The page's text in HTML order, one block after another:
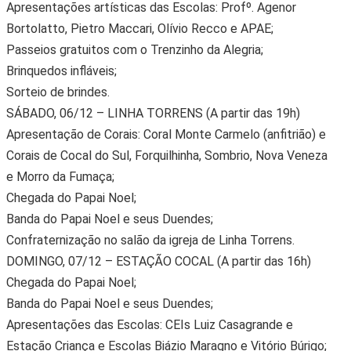
Apresentações artísticas das Escolas: Profº. Agenor
Bortolatto, Pietro Maccari, Olívio Recco e APAE;
Passeios gratuitos com o Trenzinho da Alegria;
Brinquedos infláveis;
Sorteio de brindes.
SÁBADO, 06/12 – LINHA TORRENS (A partir das 19h)
Apresentação de Corais: Coral Monte Carmelo (anfitrião) e
Corais de Cocal do Sul, Forquilhinha, Sombrio, Nova Veneza
e Morro da Fumaça;
Chegada do Papai Noel;
Banda do Papai Noel e seus Duendes;
Confraternização no salão da igreja de Linha Torrens.
DOMINGO, 07/12 – ESTAÇÃO COCAL (A partir das 16h)
Chegada do Papai Noel;
Banda do Papai Noel e seus Duendes;
Apresentações das Escolas: CEIs Luiz Casagrande e
Estação Criança e Escolas Biázio Maragno e Vitório Búrigo;